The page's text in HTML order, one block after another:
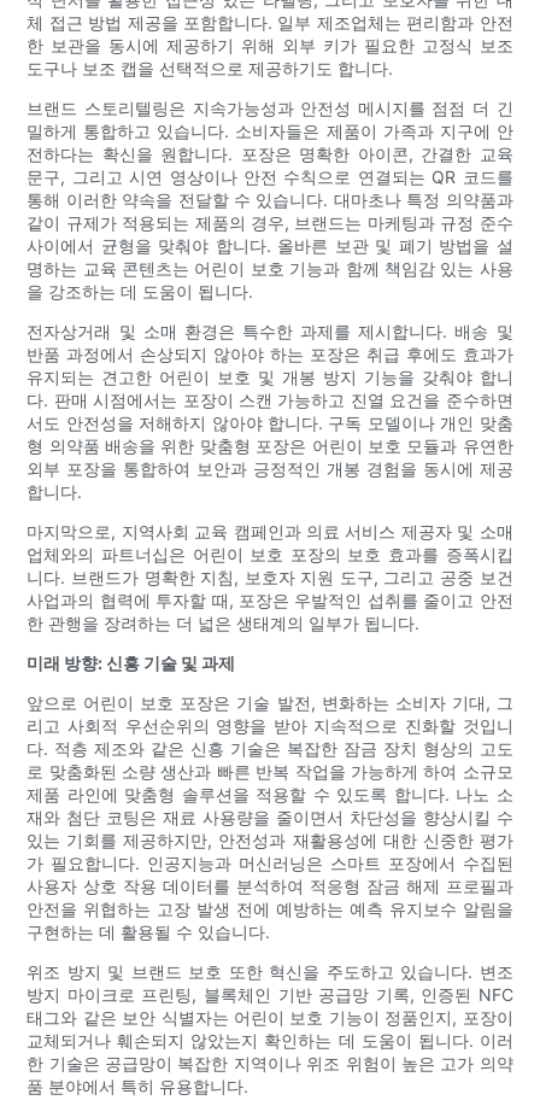
체 접근 방법 제공을 포함합니다. 일부 제조업체는 편리함과 안전
한 보관을 동시에 제공하기 위해 외부 키가 필요한 고정식 보조
도구나 보조 캡을 선택적으로 제공하기도 합니다.
브랜드 스토리텔링은 지속가능성과 안전성 메시지를 점점 더 긴
밀하게 통합하고 있습니다. 소비자들은 제품이 가족과 지구에 안
전하다는 확신을 원합니다. 포장은 명확한 아이콘, 간결한 교육
문구, 그리고 시연 영상이나 안전 수칙으로 연결되는 QR 코드를
통해 이러한 약속을 전달할 수 있습니다. 대마초나 특정 의약품과
같이 규제가 적용되는 제품의 경우, 브랜드는 마케팅과 규정 준수
사이에서 균형을 맞춰야 합니다. 올바른 보관 및 폐기 방법을 설
명하는 교육 콘텐츠는 어린이 보호 기능과 함께 책임감 있는 사용
을 강조하는 데 도움이 됩니다.
전자상거래 및 소매 환경은 특수한 과제를 제시합니다. 배송 및
반품 과정에서 손상되지 않아야 하는 포장은 취급 후에도 효과가
유지되는 견고한 어린이 보호 및 개봉 방지 기능을 갖춰야 합니
다. 판매 시점에서는 포장이 스캔 가능하고 진열 요건을 준수하면
서도 안전성을 저해하지 않아야 합니다. 구독 모델이나 개인 맞춤
형 의약품 배송을 위한 맞춤형 포장은 어린이 보호 모듈과 유연한
외부 포장을 통합하여 보안과 긍정적인 개봉 경험을 동시에 제공
합니다.
마지막으로, 지역사회 교육 캠페인과 의료 서비스 제공자 및 소매
업체와의 파트너십은 어린이 보호 포장의 보호 효과를 증폭시킵
니다. 브랜드가 명확한 지침, 보호자 지원 도구, 그리고 공중 보건
사업과의 협력에 투자할 때, 포장은 우발적인 섭취를 줄이고 안전
한 관행을 장려하는 더 넓은 생태계의 일부가 됩니다.
미래 방향: 신흥 기술 및 과제
앞으로 어린이 보호 포장은 기술 발전, 변화하는 소비자 기대, 그
리고 사회적 우선순위의 영향을 받아 지속적으로 진화할 것입니
다. 적층 제조와 같은 신흥 기술은 복잡한 잠금 장치 형상의 고도
로 맞춤화된 소량 생산과 빠른 반복 작업을 가능하게 하여 소규모
제품 라인에 맞춤형 솔루션을 적용할 수 있도록 합니다. 나노 소
재와 첨단 코팅은 재료 사용량을 줄이면서 차단성을 향상시킬 수
있는 기회를 제공하지만, 안전성과 재활용성에 대한 신중한 평가
가 필요합니다. 인공지능과 머신러닝은 스마트 포장에서 수집된
사용자 상호 작용 데이터를 분석하여 적응형 잠금 해제 프로필과
안전을 위협하는 고장 발생 전에 예방하는 예측 유지보수 알림을
구현하는 데 활용될 수 있습니다.
위조 방지 및 브랜드 보호 또한 혁신을 주도하고 있습니다. 변조
방지 마이크로 프린팅, 블록체인 기반 공급망 기록, 인증된 NFC
태그와 같은 보안 식별자는 어린이 보호 기능이 정품인지, 포장이
교체되거나 훼손되지 않았는지 확인하는 데 도움이 됩니다. 이러
한 기술은 공급망이 복잡한 지역이나 위조 위험이 높은 고가 의약
품 분야에서 특히 유용합니다.